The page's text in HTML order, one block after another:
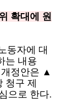
확대에 원
동자에 대
는 내용
개정안은 ▲
구 제
으로 한다.